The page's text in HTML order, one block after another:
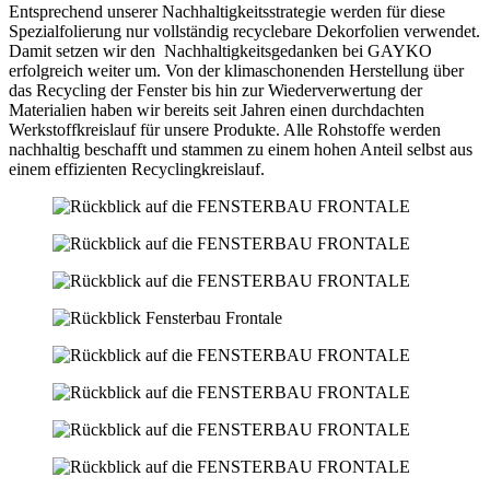
Entsprechend unserer Nachhaltigkeitsstrategie werden für diese
Spezialfolierung nur vollständig recyclebare Dekorfolien verwendet.
Damit setzen wir den Nachhaltigkeitsgedanken bei GAYKO
erfolgreich weiter um. Von der klimaschonenden Herstellung über
das Recycling der Fenster bis hin zur Wiederverwertung der
Materialien haben wir bereits seit Jahren einen durchdachten
Werkstoffkreislauf für unsere Produkte. Alle Rohstoffe werden
nachhaltig beschafft und stammen zu einem hohen Anteil selbst aus
einem effizienten Recyclingkreislauf.